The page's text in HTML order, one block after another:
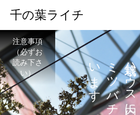
千の葉ライチ
注意事項
（必ずお
読み下さ
い）
ハ
ウ
ス
に
ミ
ツ
バ
チ
い
ま
す